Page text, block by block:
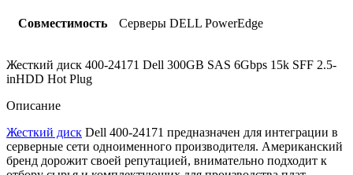
Совместимость Серверы DELL PowerEdge
Жесткий диск 400-24171 Dell 300GB SAS 6Gbps 15k SFF 2.5-
inHDD Hot Plug
Описание
Жесткий диск Dell 400-24171 предназначен для интеграции в
серверные сети одноименного производителя. Американский
бренд дорожит своей репутацией, внимательно подходит к